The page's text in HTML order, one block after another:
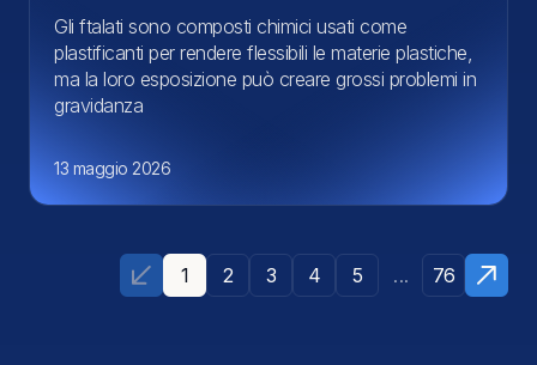
Gli ftalati sono composti chimici usati come
plastificanti per rendere flessibili le materie plastiche,
ma la loro esposizione può creare grossi problemi in
gravidanza
13 maggio 2026
1 2 3 4 5 ... 76